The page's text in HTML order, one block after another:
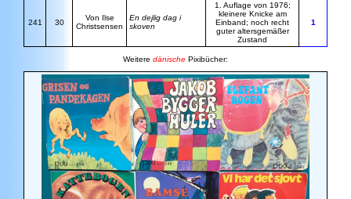
241 30
Von Ilse
Christsensen
En dejlig dag i
skoven
1. Auflage von 1976;
kleinere Knicke am
Einband; noch recht
guter altersgemäßer
Zustand
1
Weitere dänische Pixibücher: